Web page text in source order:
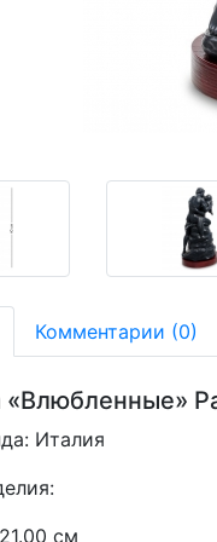
Комментарии (0)
«Влюбленные»
Италия
см